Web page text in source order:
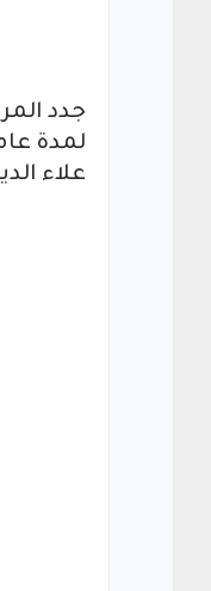
جدد
لمدة
علاء